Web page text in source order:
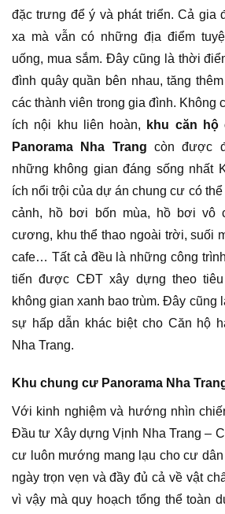
đặc trưng để ý và phát triển. Cả gia
xa mà vẫn có những địa điểm
uống, mua sắm. Đây cũng là thời
đình quây quần bên nhau, tăng
các thành viên trong gia đình. Không
ích nội khu liên hoàn,
khu căn hộ
Panorama Nha Trang còn được
những không gian đáng sống nhất
ích nổi trội của dự án chung cư có
cảnh, hồ bơi bốn mùa, hồ bơi vô
cương, khu thể thao ngoài trời, suối
cafe… Tất cả đều là những công
tiến được CĐT xây dựng theo
không gian xanh bao trùm. Đây cũng
sự hấp dẫn khác biệt cho Căn hộ
Nha Trang.
Khu chung cư Panorama Nha
Với kinh nghiệm và hướng nhìn
Đầu tư Xây dựng Vịnh Nha Trang –
cư luôn mướng mang lạu cho cư dân
ngày trọn vẹn và đầy đủ cả về vật
vì vậy mà quy hoạch tổng thể toàn